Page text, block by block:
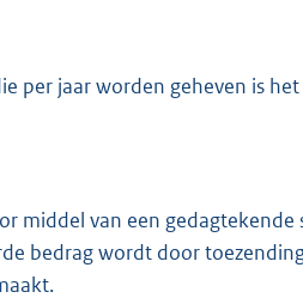
per jaar worden geheven is
middel van een
bedrag wordt door